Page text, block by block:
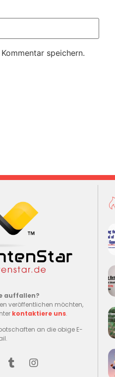
speichern.
auffallen?
veröffentlichen möchten,
kontaktiere uns.
an die obige E-